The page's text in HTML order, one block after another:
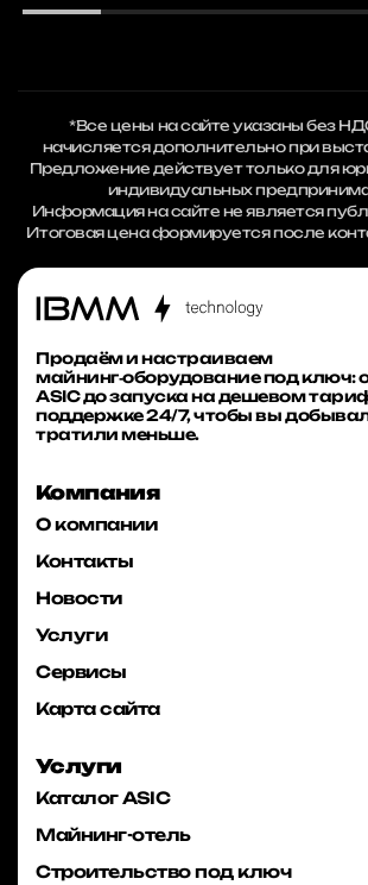
*Все цены на сайте указаны без
начисляется дополнительно при
Предложение действует только для
индивидуальных
Информация на сайте не является
Итоговая цена формируется после
Продаём и настраиваем
майнинг‑оборудование под ключ:
ASIC до запуска на дешевом
поддержке 24/7, чтобы вы
тратили меньше.
Компания
О компании
Контакты
Новости
Услуги
Сервисы
Карта сайта
Услуги
Каталог ASIC
Майнинг-отель
Строительство под ключ